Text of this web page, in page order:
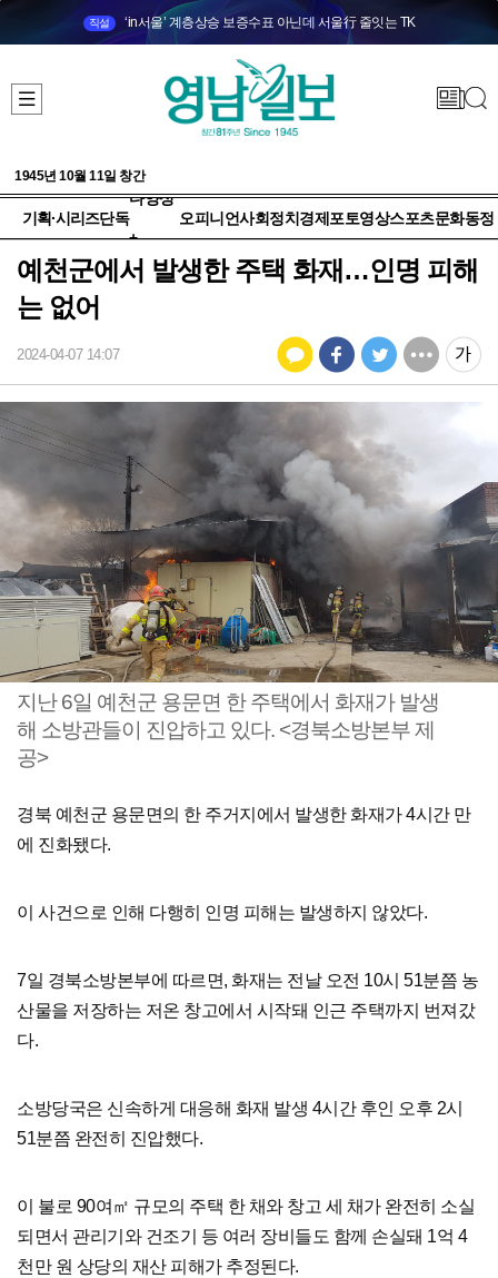
직설 ‘in서울’ 계층상승 보증수표 아닌데 서울行 줄잇는 TK
1945년 10월 11일 창간
기획·시리즈단독
다양성
+
오피니언사회정치 경제 포토영상스포츠문화동정
예천군에서 발생한 주택 화재…인명 피해
는 없어
2024-04-07 14:07
지난 6일 예천군 용문면 한 주택에서 화재가 발생
해 소방관들이 진압하고 있다. <경북소방본부 제
공>
경북 예천군 용문면의 한 주거지에서 발생한 화재가 4시간 만
에 진화됐다.
이 사건으로 인해 다행히 인명 피해는 발생하지 않았다.
7일 경북소방본부에 따르면, 화재는 전날 오전 10시 51분쯤 농
산물을 저장하는 저온 창고에서 시작돼 인근 주택까지 번져갔
다.
소방당국은 신속하게 대응해 화재 발생 4시간 후인 오후 2시
51분쯤 완전히 진압했다.
이 불로 90여㎡ 규모의 주택 한 채와 창고 세 채가 완전히 소실
되면서 관리기와 건조기 등 여러 장비들도 함께 손실돼 1억 4
천만 원 상당의 재산 피해가 추정된다.